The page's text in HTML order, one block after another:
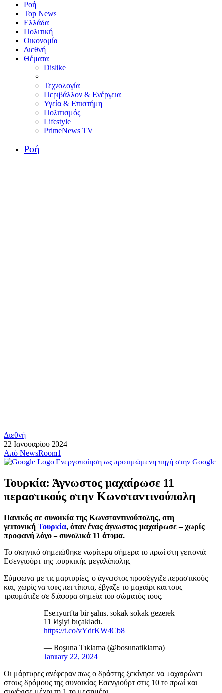
Ροή
Top News
Ελλάδα
Πολιτική
Οικονομία
Διεθνή
Θέματα
Dislike
Τεχνολογία
Περιβάλλον & Ενέργεια
Υγεία & Επιστήμη
Πολιτισμός
Lifestyle
PrimeNews TV
Ροή
Διεθνή
22 Ιανουαρίου 2024
Από NewsRoom1
Ενεργοποίηση ως προτιμώμενη πηγή στην Google
Τουρκία: Άγνωστος μαχαίρωσε 11
περαστικούς στην Κωνσταντινούπολη
Πανικός σε συνοικία της Κωνσταντινούπολης, στη
γειτονική Τουρκία, όταν ένας άγνωστος μαχαίρωσε – χωρίς
προφανή λόγο – συνολικά 11 άτομα.
Το σκηνικό σημειώθηκε νωρίτερα σήμερα το πρωί στη γειτονιά
Εσενγιούρτ της τουρκικής μεγαλόπολης
Σύμφωνα με τις μαρτυρίες, ο άγνωστος προσέγγιζε περαστικούς
και, χωρίς να τους πει τίποτα, έβγαζε το μαχαίρι και τους
τραυμάτιζε σε διάφορα σημεία του σώματός τους.
Esenyurt'ta bir şahıs, sokak sokak gezerek
11 kişiyi bıçakladı.
https://t.co/vYdrKW4Cb8
— Boşuna Tıklama (@bosunatiklama)
January 22, 2024
Οι μάρτυρες ανέφεραν πως ο δράστης ξεκίνησε να μαχαιρώνει
στους δρόμους της συνοικίας Εσενγιούρτ στις 10 το πρωί και
συνέχισε μέχρι τη 1 το μεσημέρι.